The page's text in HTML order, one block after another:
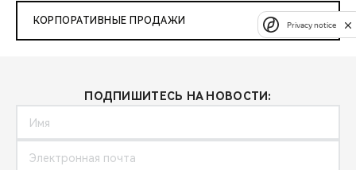
КОРПОРАТИВНЫЕ ПРОДАЖИ
ПОДПИШИТЕСЬ НА НОВОСТИ:
Privacy notice